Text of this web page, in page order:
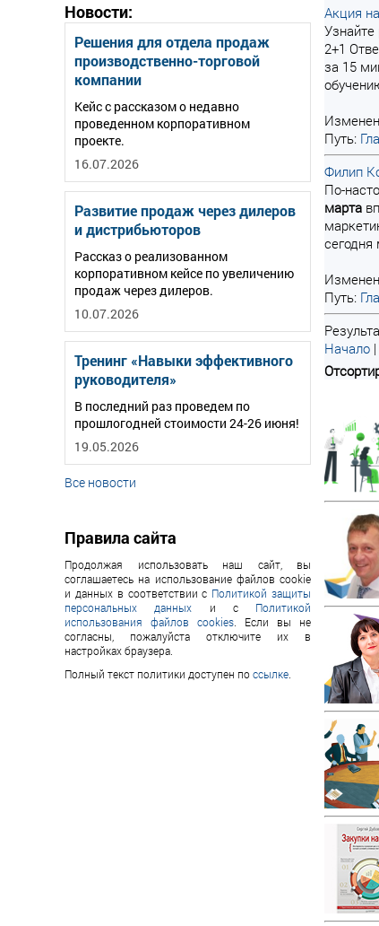
Новости:
Решения для отдела продаж
производственно-торговой
компании
Кейс с рассказом о недавно
проведенном корпоративном
проекте.
16.07.2026
Развитие продаж через дилеров
и дистрибьюторов
Рассказ о реализованном
корпоративном кейсе по увеличению
продаж через дилеров.
10.07.2026
Тренинг «Навыки эффективного
руководителя»
В последний раз проведем по
прошлогодней стоимости 24-26 июня!
19.05.2026
Все новости
Правила сайта
Продолжая использовать наш сайт, вы
соглашаетесь на использование файлов cookie
и данных в соответствии с Политикой защиты
персональных данных и с Политикой
использования файлов cookies . Если вы не
согласны, пожалуйста отключите их в
настройках браузера.
Полный текст политики доступен поссылке
Акция
2+1
за 15
Путь:
Филип
По-
марта
Путь:
Начало |